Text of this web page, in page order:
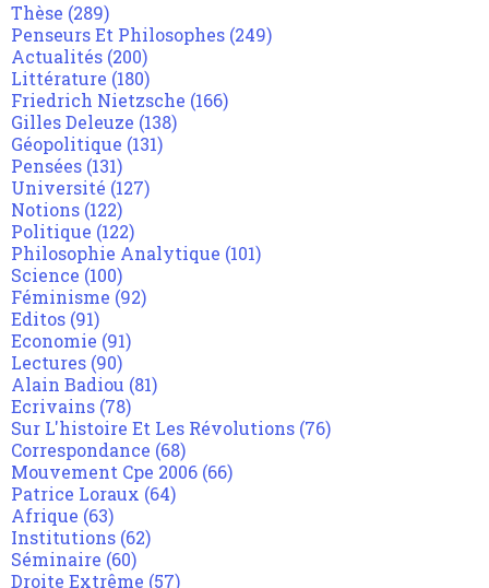
Thèse (289)
Penseurs Et Philosophes (249)
Actualités (200)
Littérature (180)
Friedrich Nietzsche (166)
Gilles Deleuze (138)
Géopolitique (131)
Pensées (131)
Université (127)
Notions (122)
Politique (122)
Philosophie Analytique (101)
Science (100)
Féminisme (92)
Editos (91)
Economie (91)
Lectures (90)
Alain Badiou (81)
Ecrivains (78)
Sur L'histoire Et Les Révolutions (76)
Correspondance (68)
Mouvement Cpe 2006 (66)
Patrice Loraux (64)
Afrique (63)
Institutions (62)
Séminaire (60)
Droite Extrême (57)